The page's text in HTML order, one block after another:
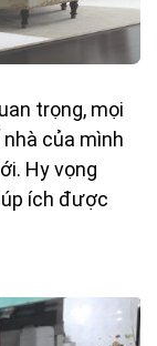
trọng, mọi
của mình
Hy vọng
ích được